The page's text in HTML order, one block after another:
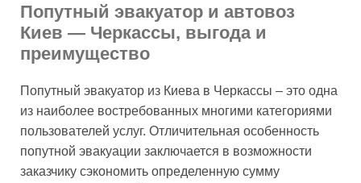
Попутный эвакуатор и автовоз
Киев — Черкассы, выгода и
преимущество
Попутный эвакуатор из Киева в Черкассы – это одна
из наиболее востребованных многими категориями
пользователей услуг. Отличительная особенность
попутной эвакуации заключается в возможности
заказчику сэкономить определенную сумму